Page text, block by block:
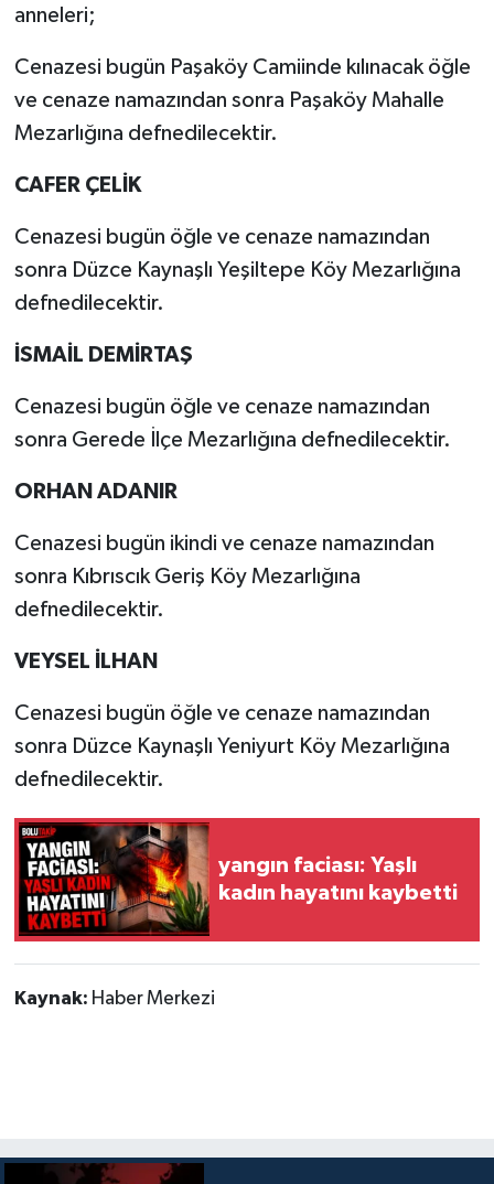
anneleri;
Cenazesi bugün Paşaköy Camiinde kılınacak öğle
ve cenaze namazından sonra Paşaköy Mahalle
Mezarlığına defnedilecektir.
CAFER ÇELİK
Cenazesi bugün öğle ve cenaze namazından
sonra Düzce Kaynaşlı Yeşiltepe Köy Mezarlığına
defnedilecektir.
İSMAİL DEMİRTAŞ
Cenazesi bugün öğle ve cenaze namazından
sonra Gerede İlçe Mezarlığına defnedilecektir.
ORHAN ADANIR
Cenazesi bugün ikindi ve cenaze namazından
sonra Kıbrıscık Geriş Köy Mezarlığına
defnedilecektir.
VEYSEL İLHAN
Cenazesi bugün öğle ve cenaze namazından
sonra Düzce Kaynaşlı Yeniyurt Köy Mezarlığına
defnedilecektir.
yangın faciası: Yaşlı
kadın hayatını kaybetti
Kaynak: Haber Merkezi